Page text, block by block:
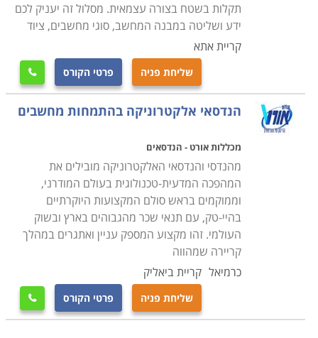
תקלות בשטח בצורה עצמאית. מסלול זה יעניק לכם
ידע ושליטה במבנה המחשב, סוגי מחשבים, ציוד
קריית אתא
שליחת פניה פרטי הקורס 
הנדסאי אלקטרוניקה בהתמחות מחשבים
מכללות אורט - הנדסאים
מהנדסי והנדסאי האלקטרוניקה מובילים את
המהפכה המדעית-טכנולוגית בעולם המודרני,
וממוקמים בראש סולם המקצועות היוקרתיים
בהיי-טק, עם תנאי שכר מהגבוהים בארץ ובשוק
העולמי. זהו מקצוע המספק עניין ואתגרים במהלך
קריירה שמהווה
כרמיאל קריית ביאליק
שליחת פניה פרטי הקורס 